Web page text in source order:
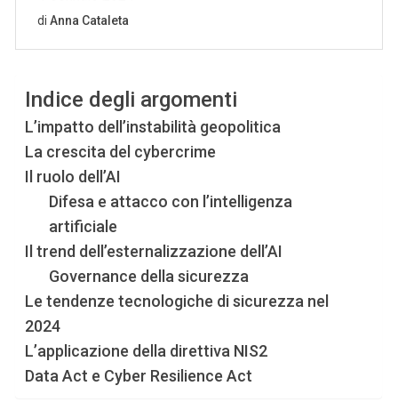
Indice degli argomenti
L’impatto dell’instabilità geopolitica
La crescita del cybercrime
Il ruolo dell’AI
Difesa e attacco con l’intelligenza
artificiale
Il trend dell’esternalizzazione dell’AI
Governance della sicurezza
Le tendenze tecnologiche di sicurezza nel
2024
L’applicazione della direttiva NIS2
Data Act e Cyber Resilience Act